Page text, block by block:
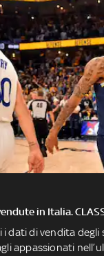
in Italia.
i dati di vendita degli
appassionati